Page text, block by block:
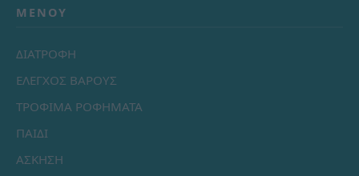
ΜΕΝΟΎ
ΔΙΑΤΡΟΦΗ
ΕΛΕΓΧΟΣ ΒΑΡΟΥΣ
ΤΡΟΦΙΜΑ ΡΟΦΗΜΑΤΑ
ΠΑΙΔΙ
ΑΣΚΗΣΗ